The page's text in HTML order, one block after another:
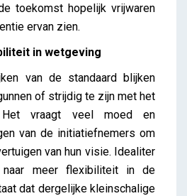
toekomst hopelijk vrijwaren
ervan zien.
in wetgeving
van de standaard blijken
of strijdig te zijn met het
Het vraagt veel moed en
van de initiatiefnemers om
van hun visie. Idealiter
meer flexibiliteit in de
dat dergelijke kleinschalige